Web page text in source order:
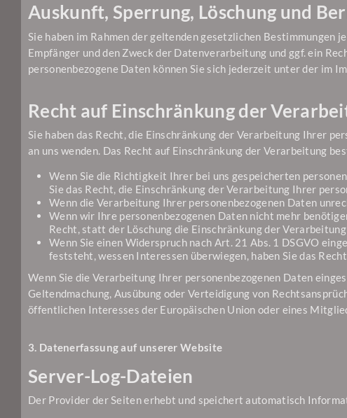
Auskunft, Sperrung, Löschung und
Sie haben im Rahmen der geltenden gesetzlichen
Empfänger und den Zweck der Datenverarbeitung und ggf. ein
personenbezogene Daten können Sie sich jederzeit unter der im
Recht auf Einschränkung der
Sie haben das Recht, die Einschränkung der Verarbeitung Ihrer
an uns wenden. Das Recht auf Einschränkung der Verarbeitung
Wenn Sie die Richtigkeit Ihrer bei uns gespeicherten
Sie das Recht, die Einschränkung der Verarbeitung Ihrer
Wenn die Verarbeitung Ihrer personenbezogenen Daten
Wenn wir Ihre personenbezogenen Daten nicht mehr
Recht, statt der Löschung die Einschränkung der
Wenn Sie einen Widerspruch nach Art. 21 Abs. 1 DSGVO
feststeht, wessen Interessen überwiegen, haben Sie das
Wenn Sie die Verarbeitung Ihrer personenbezogenen Daten
Geltendmachung, Ausübung oder Verteidigung von
öffentlichen Interesses der Europäischen Union oder eines
3. Datenerfassung auf unserer Website
Server-Log-Dateien
Der Provider der Seiten erhebt und speichert automatisch